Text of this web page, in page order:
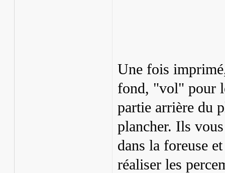
Une fois
fond, "vol" pour
partie arrière du
plancher. Ils
dans la foreuse
réaliser les